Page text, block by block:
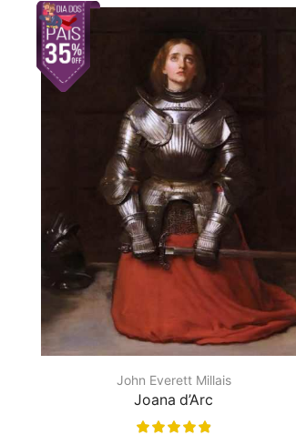
John Everett Millais
Joana d’Arc